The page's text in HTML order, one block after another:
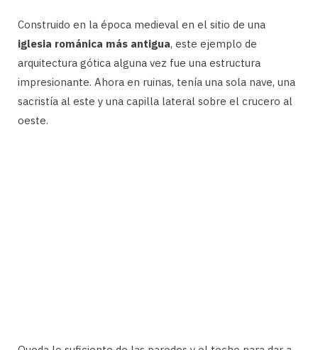
Construido en la época medieval en el sitio de una
iglesia románica más antigua, este ejemplo de
arquitectura gótica alguna vez fue una estructura
impresionante. Ahora en ruinas, tenía una sola nave, una
sacristía al este y una capilla lateral sobre el crucero al
oeste.